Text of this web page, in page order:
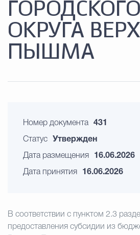
ГОРОДСКОГО
ОКРУГА
ПЫШМА
Номер документа 431
Статус Утвержден
Дата размещения 16.06.2026
Дата принятия 16.06.2026
В соответствии с пунктом 2.3
предоставления субсидии из